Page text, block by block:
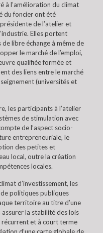
à l’amélioration du climat
du foncier ont été
de l’atelier et
Elles portent
libre échange à même de
le marché de l’emploi,
qualifiée formée et
des liens entre le marché
(universités et
les participants à l’atelier
de stimulation avec
de l’aspect socio-
entrepreneuriale, le
des petites et
local, outre la création
locales.
d’investissement, les
politiques publiques
territoire au titre d’une
la stabilité des lois
récurrent et à court terme